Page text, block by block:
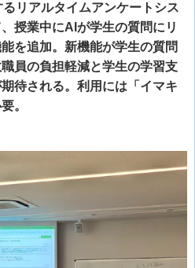
リアルタイムアンケートシス
授業中にAIが学生の質問にリ
を追加。新機能が学生の質問
員の負担軽減と学生の学習支
待される。利用には「イマキ
。